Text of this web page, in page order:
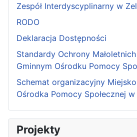
Zespół Interdyscyplinarny w
RODO
Deklaracja Dostępności
Standardy Ochrony
Gminnym Ośrodku Pomocy
Schemat organizacyjny
Ośrodka Pomocy Społecznej
Projekty